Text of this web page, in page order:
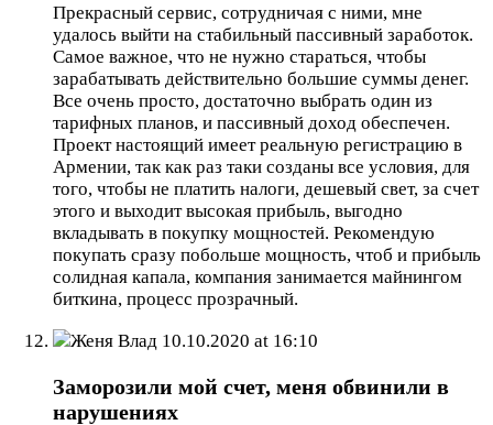
Прекрасный сервис, сотрудничая с ними, мне
удалось выйти на стабильный пассивный заработок.
Самое важное, что не нужно стараться, чтобы
зарабатывать действительно большие суммы денег.
Все очень просто, достаточно выбрать один из
тарифных планов, и пассивный доход обеспечен.
Проект настоящий имеет реальную регистрацию в
Армении, так как раз таки созданы все условия, для
того, чтобы не платить налоги, дешевый свет, за счет
этого и выходит высокая прибыль, выгодно
вкладывать в покупку мощностей. Рекомендую
покупать сразу побольше мощность, чтоб и прибыль
солидная капала, компания занимается майнингом
биткина, процесс прозрачный.
Женя Влад 10.10.2020 at 16:10
Заморозили мой счет, меня обвинили в
нарушениях